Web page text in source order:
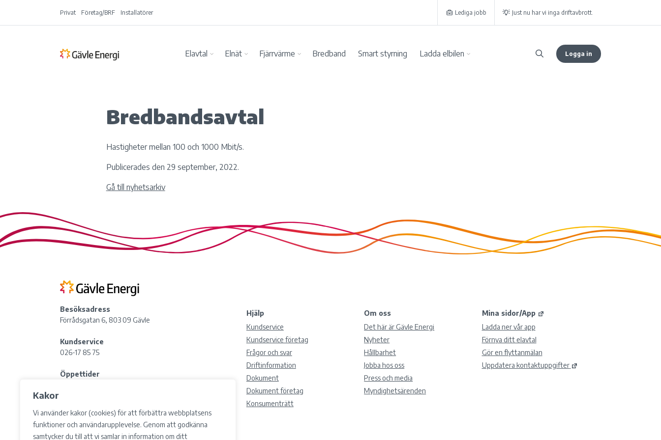
Kakor
Vi använder kakor (cookies) för att förbättra webbplatsens
funktioner och användarupplevelse. Genom att godkänna
samtycker du till att vi samlar in information om ditt
Privat Företag/BRF Installatörer Lediga jobb Just nu har vi inga driftavbrott.
Elavtal Elnät Fjärrvärme Bredband Smart styrning Ladda elbilen Logga in
Bredbandsavtal
Hastigheter mellan 100 och 1000 Mbit/s.
Publicerades den 29 september, 2022.
Gå till nyhetsarkiv
Besöksadress
Förrådsgatan 6, 803 09 Gävle
Kundservice
026-17 85 75
Öppettider
Postadress
Box 783, 801 29 Gävle
Hjälp
Kundservice
Kundservice företag
Frågor och svar
Driftinformation
Dokument
Dokument företag
Konsumenträtt
Om oss
Det här är Gävle Energi
Nyheter
Hållbarhet
Jobba hos oss
Press och media
Myndighetsärenden
Mina sidor/App
Ladda ner vår app
Förnya ditt elavtal
Gör en flyttanmälan
Uppdatera kontaktuppgifter